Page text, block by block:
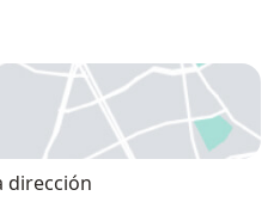
una nueva pestaña
dirección